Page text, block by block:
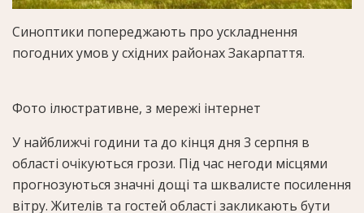
Синоптики попереджають про ускладнення
погодних умов у східних районах Закарпаття.
Фото ілюстративне, з мережі інтернет
У найближчі години та до кінця дня 3 серпня в
області очікуються грози. Під час негоди місцями
прогнозуються значні дощі та шквалисте посилення
вітру. Жителів та гостей області закликають бути